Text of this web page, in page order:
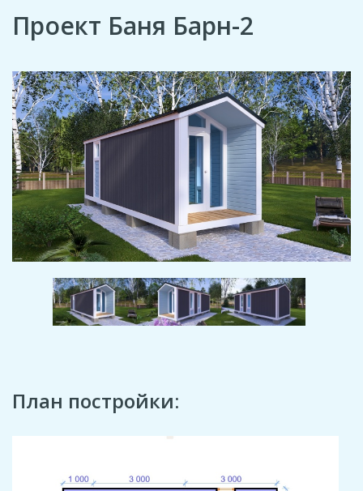
Проект Баня Барн-2
План постройки: